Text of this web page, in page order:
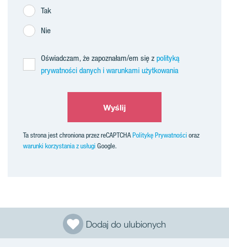
Dodaj do ulubionych
Tak
Nie
Oświadczam, że zapoznałam/em się z polityką
prywatności danych i warunkami użytkowania
Wyślij
Ta strona jest chroniona przez reCAPTCHAPolitykę Prywatności oraz
warunki korzystania z usługi Google.